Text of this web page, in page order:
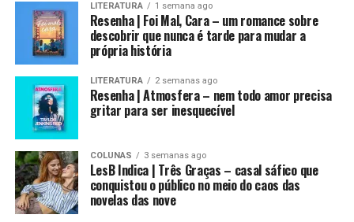
LITERATURA 1 semana ago
Resenha | Foi Mal, Cara – um romance sobre
descobrir que nunca é tarde para mudar a
própria história
LITERATURA 2 semanas ago
Resenha | Atmosfera – nem todo amor precisa
gritar para ser inesquecível
COLUNAS 3 semanas ago
LesB Indica | Três Graças – casal sáfico que
conquistou o público no meio do caos das
novelas das nove